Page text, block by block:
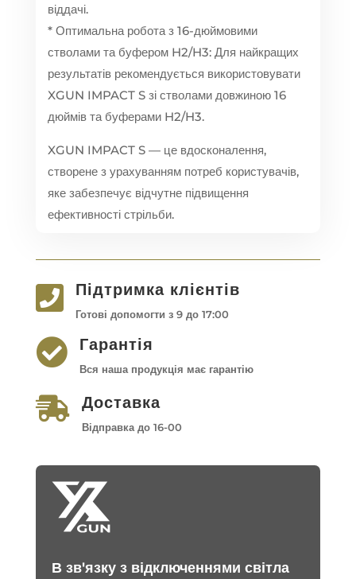
віддачі.
* Оптимальна робота з 16-дюймовими
стволами та буфером H2/H3: Для найкращих
результатів рекомендується використовувати
XGUN IMPACT S зі стволами довжиною 16
дюймів та буферами H2/H3.
XGUN IMPACT S — це вдосконалення,
створене з урахуванням потреб користувачів,
яке забезпечує відчутне підвищення
ефективності стрільби.
 Підтримка клієнтів
Готові допомогти з 9 до 17:00
 Гарантія
Вся наша продукція має гарантію
 Доставка
Відправка до 16-00
В зв'язку з відключеннями світла